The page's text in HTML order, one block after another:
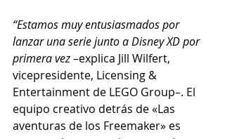
“Estamos muy entusiasmados por
lanzar una serie junto a Disney XD por
primera vez –explica Jill Wilfert,
vicepresidente, Licensing &
Entertainment de LEGO Group–. El
equipo creativo detrás de «Las
aventuras de los Freemaker» es